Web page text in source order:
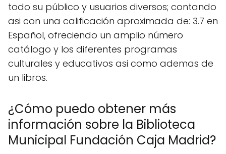
todo su público y usuarios diversos; contando
asi con una calificación aproximada de: 3.7 en
Español, ofreciendo un amplio número
catálogo y los diferentes programas
culturales y educativos asi como ademas de
un libros.
¿Cómo puedo obtener más
información sobre la Biblioteca
Municipal Fundación Caja Madrid?